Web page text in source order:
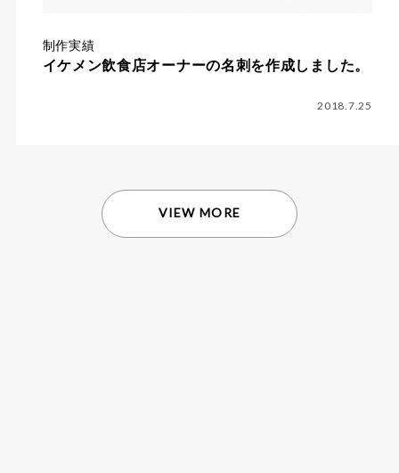
制作実績
イケメン飲食店オーナーの名刺を作成しました。
2018.7.25
VIEW MORE